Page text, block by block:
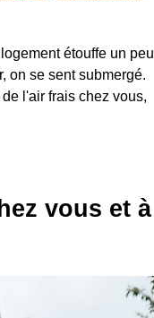
étouffe un peu
on se sent submergé.
l'air frais chez vous,
vous et à